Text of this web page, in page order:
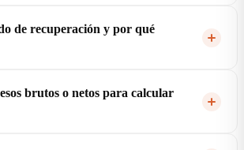
de recuperación y por qué
brutos o netos para calcular